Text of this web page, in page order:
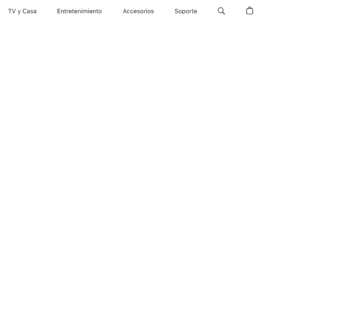
TV y Casa Entretenimiento Accesorios Soporte